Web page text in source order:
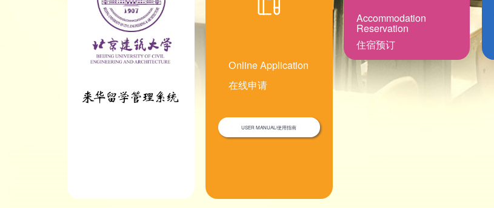
Online Application
在线申请
USER MANUAL/使用指南
Accommodation
Reservation
住宿预订